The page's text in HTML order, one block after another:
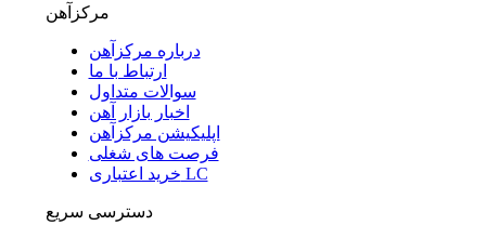
مرکزآهن
درباره مرکزآهن
ارتباط با ما
سوالات متداول
اخبار بازار آهن
اپلیکیشن مرکزآهن
فرصت های شغلی
خرید اعتباری LC
دسترسی سریع